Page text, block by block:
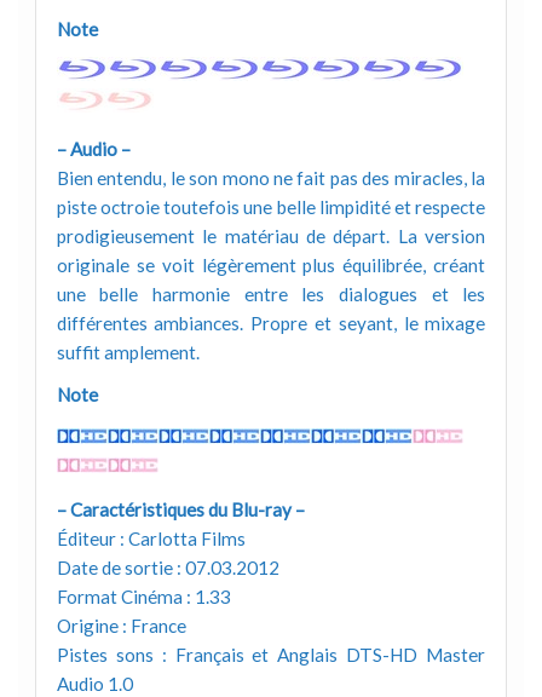
Note
– Audio –
Bien entendu, le son mono ne fait pas des miracles, la
piste octroie toutefois une belle limpidité et respecte
prodigieusement le matériau de départ. La version
originale se voit légèrement plus équilibrée, créant
une belle harmonie entre les dialogues et les
différentes ambiances. Propre et seyant, le mixage
suffit amplement.
Note
– Caractéristiques du Blu-ray –
Éditeur : Carlotta Films
Date de sortie : 07.03.2012
Format Cinéma : 1.33
Origine : France
Pistes sons : Français et Anglais DTS-HD Master
Audio 1.0